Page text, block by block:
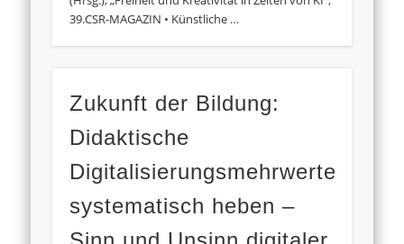
39.CSR-MAGAZIN • Künstliche …
Zukunft der Bildung:
Didaktische
Digitalisierungsmehrwerte
systematisch heben –